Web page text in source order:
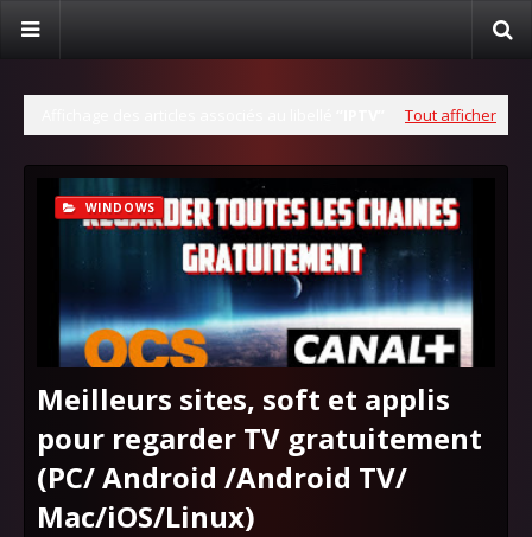
Tout afficher
WINDOWS
Meilleurs sites, soft et applis
pour regarder TV gratuitement
(PC/ Android /Android TV/
Mac/iOS/Linux)